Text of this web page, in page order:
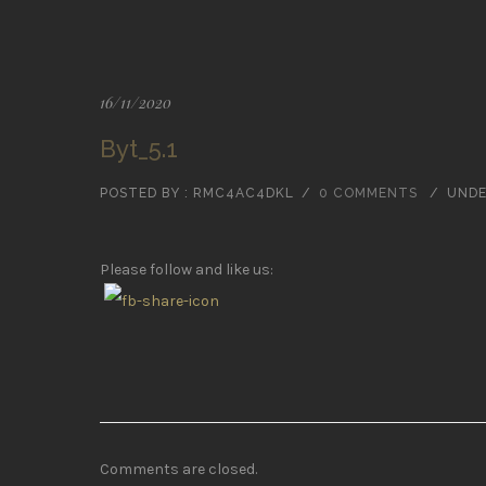
16/11/2020
Byt_5.1
POSTED BY : RMC4AC4DKL / 0 COMMENTS /
Please follow and like us:
Comments are closed.